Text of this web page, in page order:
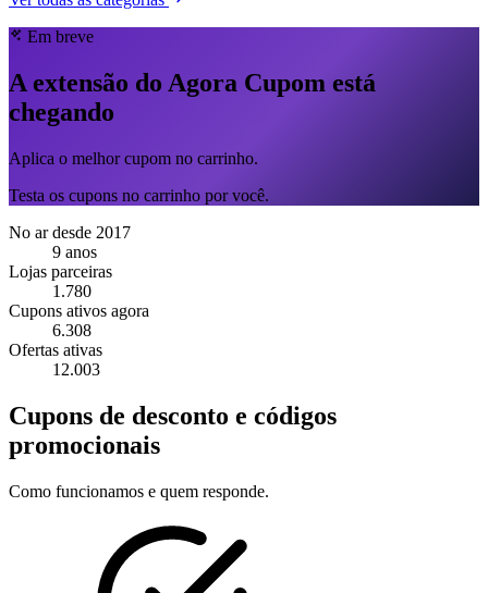
Em breve
A extensão do Agora Cupom está
chegando
Aplica o melhor cupom no carrinho.
Testa os cupons no carrinho por você.
No ar desde 2017
9 anos
Lojas parceiras
1.780
Cupons ativos agora
6.308
Ofertas ativas
12.003
Cupons de desconto e códigos
promocionais
Como funcionamos e quem responde.